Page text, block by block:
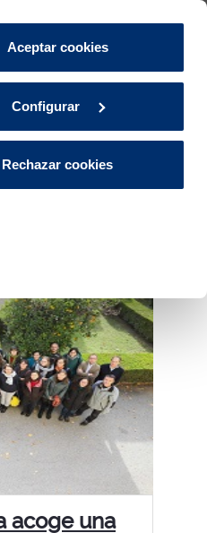
Aceptar cookies
Configurar
Rechazar cookies
Área de Clientes
Actualidad
acoge una